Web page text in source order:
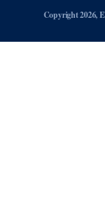
Copyright 2026,